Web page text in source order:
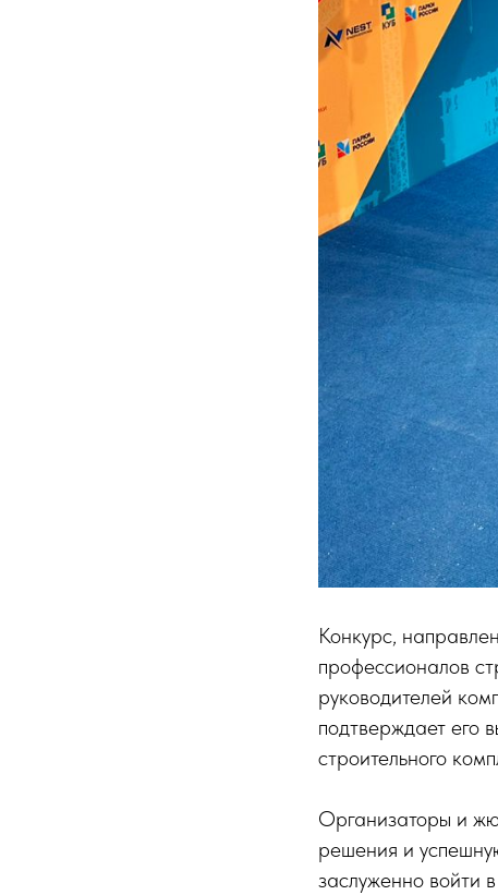
Конкурс,
профессионалов
руководителей
подтверждает его
строительного
Организаторы и
решения и
заслуженно войти